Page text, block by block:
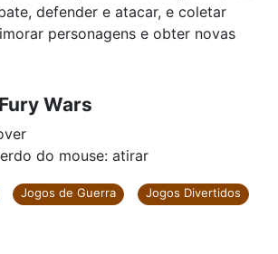
defender e atacar, e coletar
personagens e obter novas
Wars
do mouse: atirar
Jogos de Guerra Jogos Divertidos